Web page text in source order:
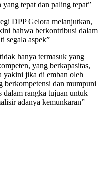
tepat dan paling tepat”
DPP Gelora melanjutkan,
bahwa berkontribusi dalam
segala aspek”
hanya termasuk yang
yang berkapasitas,
yakini jika di emban oleh
berkompetensi dan mumpuni
dalam rangka tujuan untuk
adanya kemunkaran”